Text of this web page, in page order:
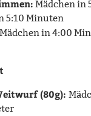
Mädchen in
5:10 Minuten
Mädchen in 4:00
(80g):